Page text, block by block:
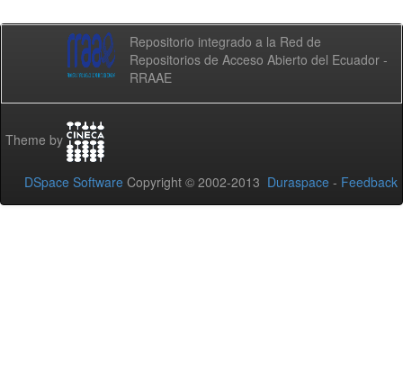
Repositorio integrado a la Red de
Repositorios de Acceso Abierto del Ecuador -
RRAAE
Theme by
DSpace Software Copyright © 2002-2013 Duraspace - Feedback